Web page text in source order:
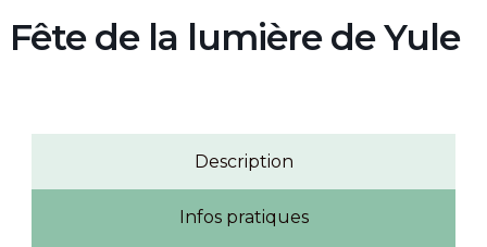
Fête de la lumière de Yule
Description
Infos pratiques